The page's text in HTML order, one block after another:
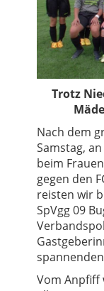
Trotz
Nach dem
Samstag,
beim
gegen den
reisten wir
SpVgg 09
Vom Anpfiff